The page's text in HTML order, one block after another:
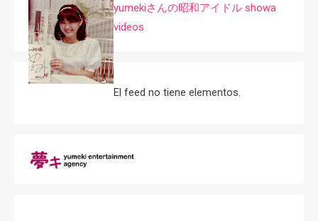
yumekiさんの昭和アイドル showa
videos
El feed no tiene elementos.